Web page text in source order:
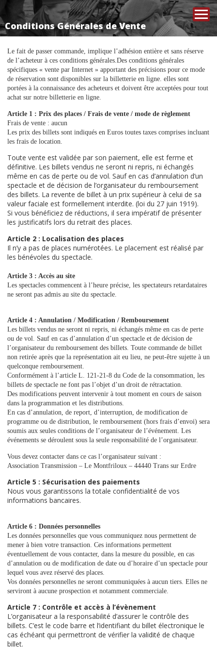
Conditions Générales de Vente
Le fait de passer commande, implique l’adhésion entière et sans réserve
de l’acheteur à ces conditions générales.Des conditions générales
spécifiques « vente par Internet » apportant des précisions pour ce mode
de réservation sont disponibles sur la billetterie en ligne. elles sont
portées à la connaissance des acheteurs et doivent être acceptées pour tout
achat sur notre billetterie en ligne.
Article 1 : Prix des places / Frais de vente / mode de règlement
Frais de vente : aucun
Les prix des billets sont indiqués en Euros toutes taxes comprises incluant
les frais de location.
Toute vente est validée par son paiement, elle est ferme et
définitive. Les billets vendus ne seront ni repris, ni échangés
même en cas de perte ou de vol. Sauf en cas d’annulation d’un
spectacle et de décision de l’organisateur du remboursement
des billets. La revente de billet à un prix supérieur à celui de sa
valeur faciale est formellement interdite. (loi du 27 juin 1919).
Si vous bénéficiez de réductions, il sera impératif de présenter
les justificatifs lors du retrait des places.
Article 2 : Localisation des places
Il n’y a pas de places numérotées. Le placement est réalisé par
les bénévoles du spectacle.
Article 3 : Accès au site
Les spectacles commencent à l’heure précise, les spectateurs retardataires
ne seront pas admis au site du spectacle.
Article 4 : Annulation / Modification / Remboursement
Les billets vendus ne seront ni repris, ni échangés même en cas de perte
ou de vol. Sauf en cas d’annulation d’un spectacle et de décision de
l’organisateur du remboursement des billets. Toute commande de billet
non retirée après que la représentation ait eu lieu, ne peut-être sujette à un
quelconque remboursement.
Conformément à l’article L. 121-21-8 du Code de la consommation, les
billets de spectacle ne font pas l’objet d’un droit de rétractation.
Des modifications peuvent intervenir à tout moment en cours de saison
dans la programmation et les distributions.
En cas d’annulation, de report, d’interruption, de modification de
programme ou de distribution, le remboursement (hors frais d’envoi) sera
soumis aux seules conditions de l’organisateur de l’événement. Les
événements se déroulent sous la seule responsabilité de l’organisateur.
Vous devez contacter dans ce cas l’organisateur suivant :
Association Transmission – Le Montfriloux – 44440 Trans sur Erdre
Article 5 : Sécurisation des paiements
Nous vous garantissons la totale confidentialité de vos
informations bancaires.
Article 6 : Données personnelles
Les données personnelles que vous communiquez nous permettent de
mener à bien votre transaction. Ces informations permettent
éventuellement de vous contacter, dans la mesure du possible, en cas
d’annulation ou de modification de date ou d’horaire d’un spectacle pour
lequel vous avez réservé des places.
Vos données personnelles ne seront communiquées à aucun tiers. Elles ne
serviront à aucune prospection et notamment commerciale.
Article 7 : Contrôle et accès à l’évènement
L’organisateur a la responsabilité d’assurer le contrôle des
billets. C’est le code barre et l’identifiant du billet électronique le
cas échéant qui permettront de vérifier la validité de chaque
billet.